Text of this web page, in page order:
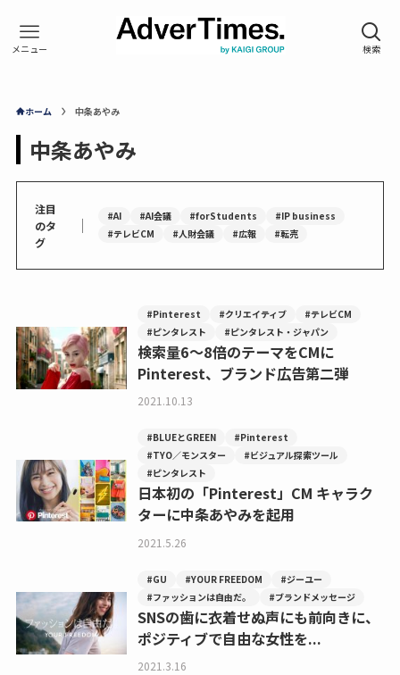
ホーム 中条あやみ
中条あやみ
注目
のタ
グ
｜ #AI #AI会議 #forStudents
#IP business
#テレビCM
#人財会議 #広報 #転売
#Pinterest #クリエイティブ
#テレビCM
#ピンタレスト
#ピンタレスト・ジャパン
検索量6〜8倍のテーマをCMに
Pinterest、ブランド広告第二弾
2021.10.13
#BLUEとGREEN
#Pinterest
#TYO／モンスター
#ビジュアル探索ツール
#ピンタレスト
日本初の「Pinterest」CM キャラク
ターに中条あやみを起用
2021.5.26
#GU #YOUR FREEDOM
#ジーユー
#ファッションは⾃由だ。
#ブランドメッセージ
SNSの歯に衣着せぬ声にも前向きに、
ポジティブで自由な女性を...
2021.3.16